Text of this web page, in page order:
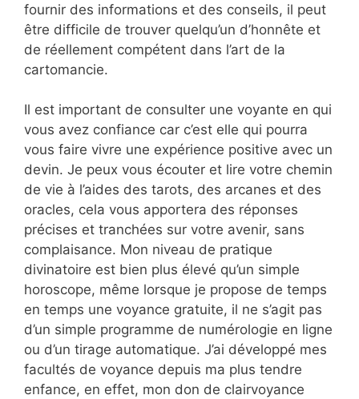
fournir des informations et des conseils, il peut
être difficile de trouver quelqu’un d’honnête et
de réellement compétent dans l’art de la
cartomancie.
Il est important de consulter une voyante en qui
vous avez confiance car c’est elle qui pourra
vous faire vivre une expérience positive avec un
devin. Je peux vous écouter et lire votre chemin
de vie à l’aides des tarots, des arcanes et des
oracles, cela vous apportera des réponses
précises et tranchées sur votre avenir, sans
complaisance. Mon niveau de pratique
divinatoire est bien plus élevé qu’un simple
horoscope, même lorsque je propose de temps
en temps une voyance gratuite, il ne s’agit pas
d’un simple programme de numérologie en ligne
ou d’un tirage automatique. J’ai développé mes
facultés de voyance depuis ma plus tendre
enfance, en effet, mon don de clairvoyance